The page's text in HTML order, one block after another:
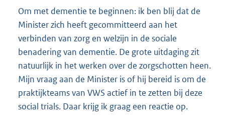
Om met dementie te beginnen: ik ben blij dat de
Minister zich heeft gecommitteerd aan het
verbinden van zorg en welzijn in de sociale
benadering van dementie. De grote uitdaging zit
natuurlijk in het werken over de zorgschotten heen.
Mijn vraag aan de Minister is of hij bereid is om de
praktijkteams van VWS actief in te zetten bij deze
social trials. Daar krijg ik graag een reactie op.